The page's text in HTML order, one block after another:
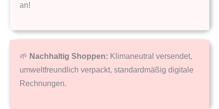
an!
🌱 Nachhaltig Shoppen: Klimaneutral versendet,
umweltfreundlich verpackt, standardmäßig digitale
Rechnungen.